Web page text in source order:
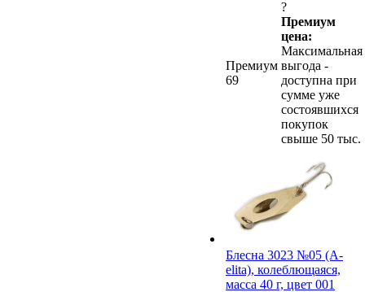
Премиум
69
?
Премиум
цена:
Максимальная
выгода -
доступна при
сумме уже
состоявшихся
покупок
свыше 50 тыс.
Блесна 3023 №05 (А-
elita), колеблющаяся,
масса 40 г, цвет 001